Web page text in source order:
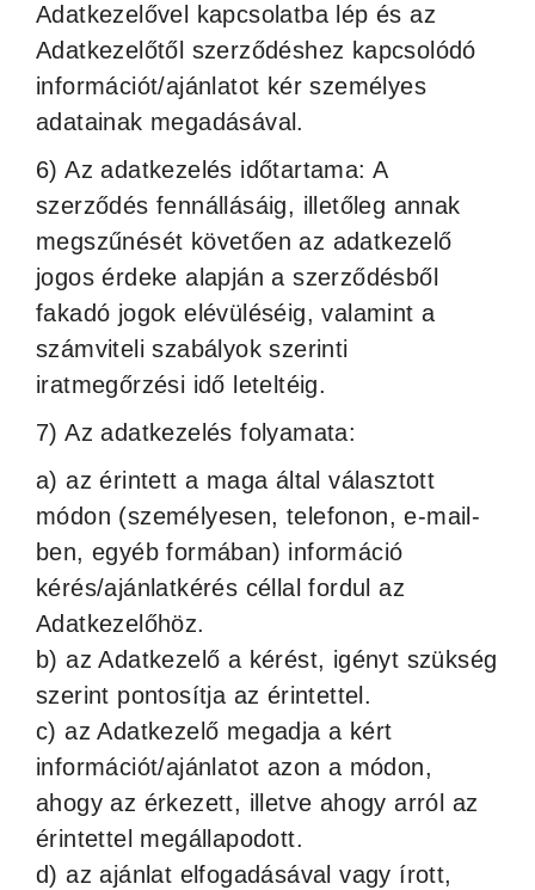
Adatkezelővel kapcsolatba lép és az
Adatkezelőtől szerződéshez kapcsolódó
információt/ajánlatot kér személyes
adatainak megadásával.
6) Az adatkezelés időtartama: A
szerződés fennállásáig, illetőleg annak
megszűnését követően az adatkezelő
jogos érdeke alapján a szerződésből
fakadó jogok elévüléséig, valamint a
számviteli szabályok szerinti
iratmegőrzési idő leteltéig.
7) Az adatkezelés folyamata:
a) az érintett a maga által választott
módon (személyesen, telefonon, e-mail-
ben, egyéb formában) információ
kérés/ajánlatkérés céllal fordul az
Adatkezelőhöz.
b) az Adatkezelő a kérést, igényt szükség
szerint pontosítja az érintettel.
c) az Adatkezelő megadja a kért
információt/ajánlatot azon a módon,
ahogy az érkezett, illetve ahogy arról az
érintettel megállapodott.
d) az ajánlat elfogadásával vagy írott,